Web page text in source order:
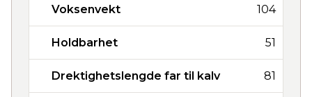
Voksenvekt 104
Holdbarhet 51
Drektighetslengde far til kalv 81